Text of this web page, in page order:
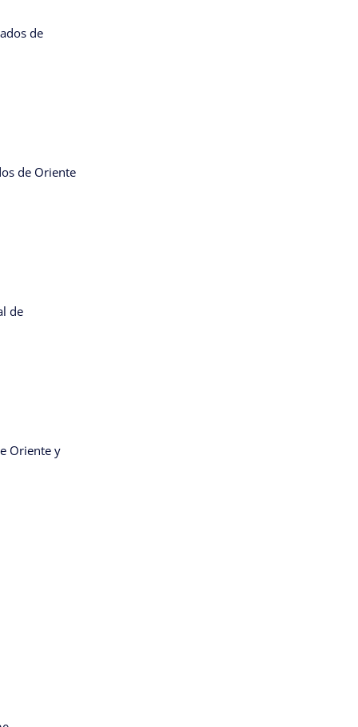
de
de Oriente
de
Oriente y